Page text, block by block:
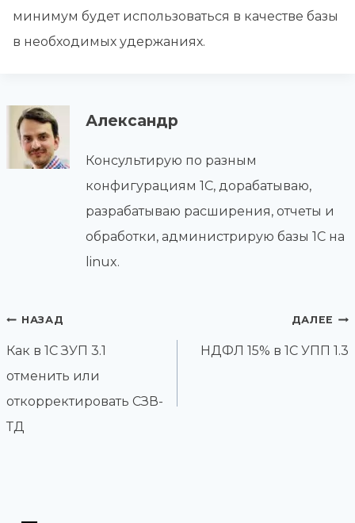
минимум будет использоваться в качестве базы
в необходимых удержаниях.
Александр
Консультирую по разным
конфигурациям 1С, дорабатываю,
разрабатываю расширения, отчеты и
обработки, администрирую базы 1С на
linux.
Навигация
по
записям
НАЗАД
Как в 1С ЗУП 3.1
отменить или
откорректировать СЗВ-
ТД
ДАЛЕЕ
НДФЛ 15% в 1С УПП 1.3